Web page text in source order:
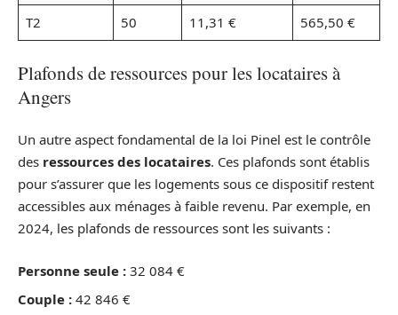
T2
50 11,31 € 565,50 €
Plafonds de ressources pour les locataires à
Angers
Un autre aspect fondamental de la loi Pinel est le contrôle
des ressources des locataires. Ces plafonds sont établis
pour s’assurer que les logements sous ce dispositif restent
accessibles aux ménages à faible revenu. Par exemple, en
2024, les plafonds de ressources sont les suivants :
Personne seule : 32 084 €
Couple : 42 846 €